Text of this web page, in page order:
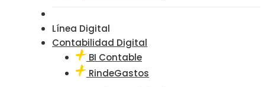
Línea Digital
Contabilidad Digital
BI Contable
RindeGastos